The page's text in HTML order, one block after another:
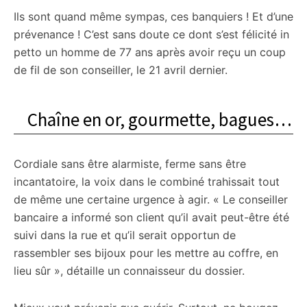
Ils sont quand même sympas, ces banquiers ! Et d’une
prévenance ! C’est sans doute ce dont s’est félicité in
petto un homme de 77 ans après avoir reçu un coup
de fil de son conseiller, le 21 avril dernier.
Chaîne en or, gourmette, bagues…
Cordiale sans être alarmiste, ferme sans être
incantatoire, la voix dans le combiné trahissait tout
de même une certaine urgence à agir. « Le conseiller
bancaire a informé son client qu’il avait peut-être été
suivi dans la rue et qu’il serait opportun de
rassembler ses bijoux pour les mettre au coffre, en
lieu sûr », détaille un connaisseur du dossier.